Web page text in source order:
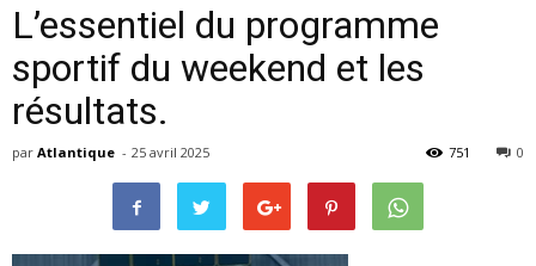
L’essentiel du programme
sportif du weekend et les
résultats.
par Atlantique - 25 avril 2025 0
751